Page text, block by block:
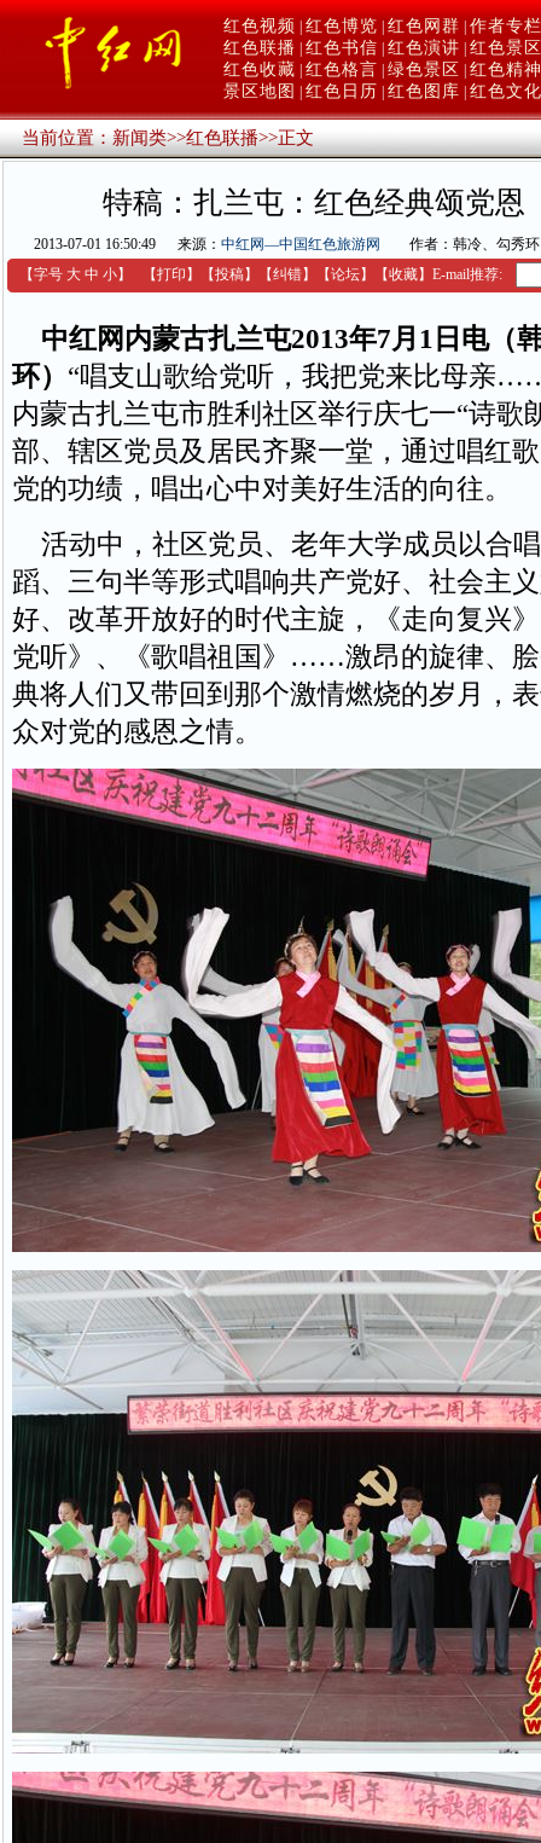
红色视频 红色博览 红色网群 作者专栏
红色联播 红色书信 红色演讲 红色景区
红色收藏 红色格言 绿色景区
红色精神
景区地图
红色日历 红色图库 红色文化
当前位置：新闻类>>红色联播>>正文
特稿：扎兰屯：红色经典颂党恩
2013-07-01 16:50:49 来源： 中红网—中国红色旅游网
作者：韩冷、勾秀环
【字号 大 中 小】 【打印 】 【投稿】 【纠错】 【论坛】 【收藏】 E-mail推荐:
中红网内蒙古扎兰屯2013年7月1日电（
环） “唱支山歌给党听，我把党来比母亲
内蒙古扎兰屯市胜利社区举行庆七一“诗歌
部、辖区党员及居民齐聚一堂，通过唱红
党的功绩，唱出心中对美好生活的向往。
活动中，社区党员、老年大学成员以合
蹈、三句半等形式唱响共产党好、社会主
好、改革开放好的时代主旋，《走向复兴
党听》、《歌唱祖国》……激昂的旋律、
典将人们又带回到那个激情燃烧的岁月，
众对党的感恩之情。